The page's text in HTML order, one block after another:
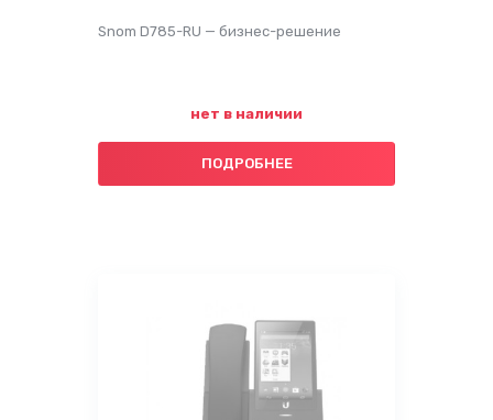
нет в наличии
Snom D785-RU — бизнес-решение
ПОДРОБНЕЕ